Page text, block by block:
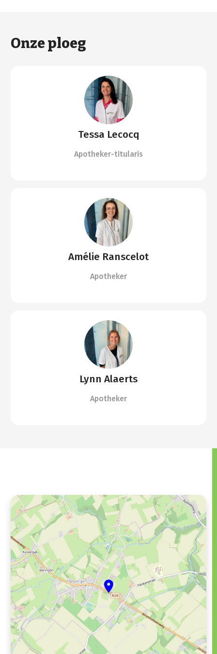
Onze ploeg
Tessa Lecocq
Apotheker-titularis
Amélie Ranscelot
Apotheker
Lynn Alaerts
Apotheker